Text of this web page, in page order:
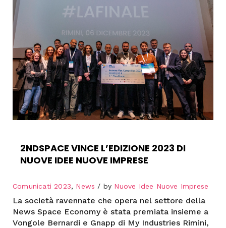
2NDSPACE VINCE L’EDIZIONE 2023 DI
NUOVE IDEE NUOVE IMPRESE
Comunicati 2023, News by Nuove Idee Nuove Imprese
La società ravennate che opera nel settore della
News Space Economy è stata premiata insieme a
Vongole Bernardi e Gnapp di My Industries Rimini,